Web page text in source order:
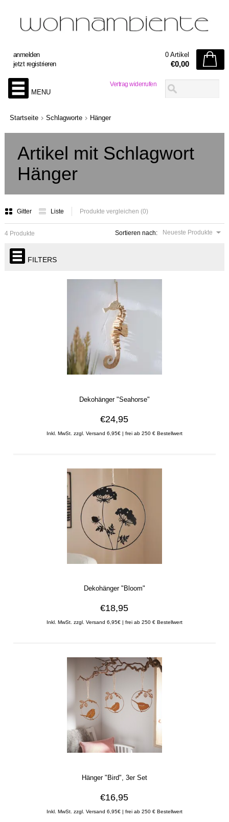
Vertrag widerrufen
anmelden
jetzt registrieren
0 Artikel
€0,00
MENU
Startseite Schlagworte Hänger
Artikel mit Schlagwort
Hänger
Gitter Liste Produkte vergleichen (0)
Sortieren nach: Neueste Produkte
4 Produkte
FILTERS
Dekohänger "Seahorse"
€24,95
Inkl. MwSt. zzgl. Versand 6,95€ | frei ab 250 € Bestellwert
Dekohänger "Bloom"
€18,95
Inkl. MwSt. zzgl. Versand 6,95€ | frei ab 250 € Bestellwert
Hänger "Bird", 3er Set
€16,95
Inkl. MwSt. zzgl. Versand 6,95€ | frei ab 250 € Bestellwert